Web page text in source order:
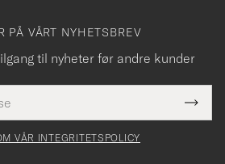
PÅ VÅRT NYHETSBREV
til nyheter før andre kunder
VÅR INTEGRITETSPOLICY